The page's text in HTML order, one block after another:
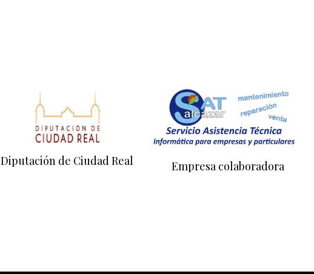
Diputación de Ciudad Real Empresa colaboradora